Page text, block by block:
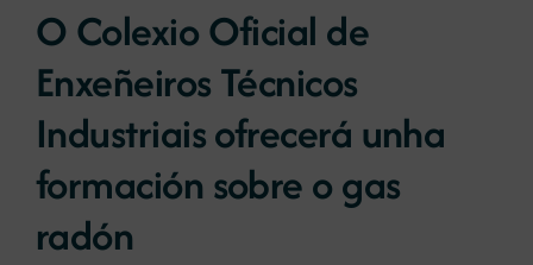
O Colexio Oficial de
Enxeñeiros Técnicos
Industriais ofrecerá unha
formación sobre o gas
radón